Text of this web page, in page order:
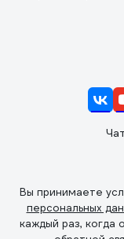
Вы принимаете
персональных
каждый раз, когда